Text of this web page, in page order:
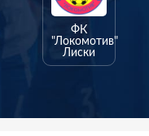
ФК
"Локомотив"
Лиски